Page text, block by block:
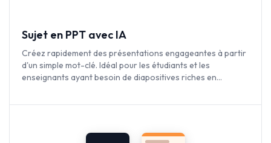
Sujet en PPT avec IA
Créez rapidement des présentations engageantes à partir
d'un simple mot-clé. Idéal pour les étudiants et les
enseignants ayant besoin de diapositives riches en